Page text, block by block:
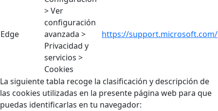
Edge
> Ver
configuración
avanzada >
Privacidad y
servicios >
Cookies
https://support.microsoft.com/
La siguiente tabla recoge la clasificación y descripción de
las cookies utilizadas en la presente página web para que
puedas identificarlas en tu navegador: